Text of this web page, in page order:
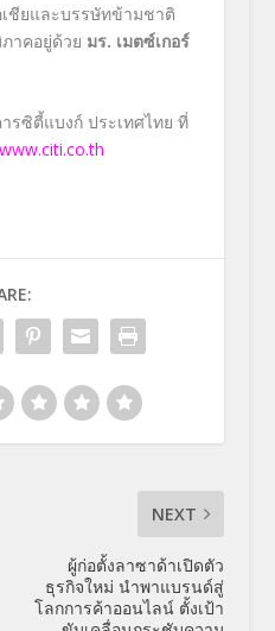
ชียและบรรษัทข้ามชาติ
าคอยู่ด้วย มร. เมตซ์เกอร์
รซิตี้แบงก์ ประเทศไทย ที่
www.citi.co.th
NEXT
ผู้ก่อตั้งลาซาด้าเปิดตัว
ธุรกิจใหม่ นำพาแบรนด์สู่
โลกการค้าออนไลน์ ตั้งเป้า